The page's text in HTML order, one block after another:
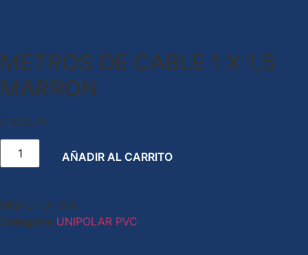
METROS DE CABLE 1 X 1,5
MARRON
$ 628,76
AÑADIR AL CARRITO
SKU CT1X1.5M
Categoría UNIPOLAR PVC